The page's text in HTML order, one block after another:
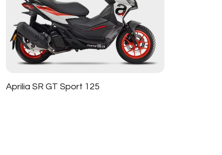
Aprilia SR GT Sport 125